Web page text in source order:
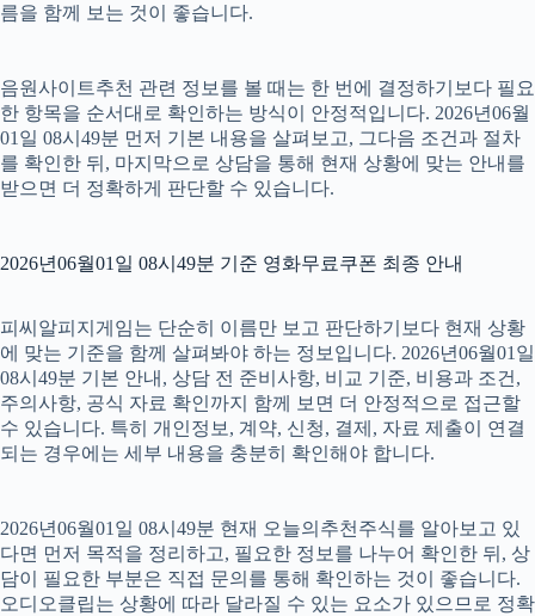
름을 함께 보는 것이 좋습니다.
음원사이트추천 관련 정보를 볼 때는 한 번에 결정하기보다 필요
한 항목을 순서대로 확인하는 방식이 안정적입니다. 2026년06월
01일 08시49분 먼저 기본 내용을 살펴보고, 그다음 조건과 절차
를 확인한 뒤, 마지막으로 상담을 통해 현재 상황에 맞는 안내를
받으면 더 정확하게 판단할 수 있습니다.
2026년06월01일 08시49분 기준 영화무료쿠폰 최종 안내
피씨알피지게임는 단순히 이름만 보고 판단하기보다 현재 상황
에 맞는 기준을 함께 살펴봐야 하는 정보입니다. 2026년06월01일
08시49분 기본 안내, 상담 전 준비사항, 비교 기준, 비용과 조건,
주의사항, 공식 자료 확인까지 함께 보면 더 안정적으로 접근할
수 있습니다. 특히 개인정보, 계약, 신청, 결제, 자료 제출이 연결
되는 경우에는 세부 내용을 충분히 확인해야 합니다.
2026년06월01일 08시49분 현재 오늘의추천주식를 알아보고 있
다면 먼저 목적을 정리하고, 필요한 정보를 나누어 확인한 뒤, 상
담이 필요한 부분은 직접 문의를 통해 확인하는 것이 좋습니다.
오디오클립는 상황에 따라 달라질 수 있는 요소가 있으므로 정확